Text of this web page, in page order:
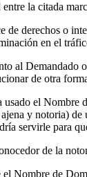
la citada
de derechos o
en el
al Demandado
de otra
usado el Nombre
y notoria)
servirle para
de la
Nombre de